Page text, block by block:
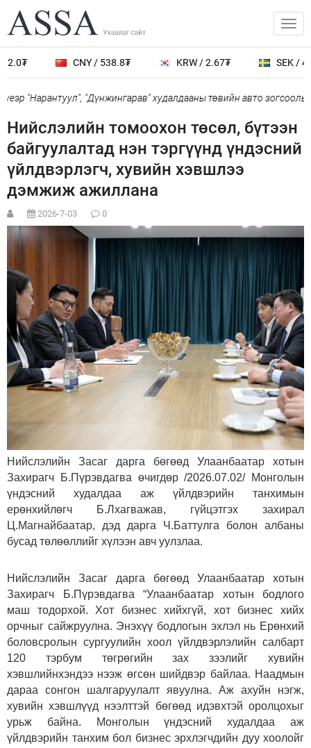
CNY / 538.8₮ KRW / 2.67₮ SEK /
"Нарантуул", "Дүнжингарав" худалдааны төвийн авто зогсоолыг
Нийслэлийн томоохон төсөл, бүтээн
байгуулалтад нэн тэргүүнд үндэсний
үйлдвэрлэгч, хувийн хэвшлээ
дэмжиж ажиллана
2026-7-03 0
Нийслэлийн Засаг дарга бөгөөд Улаанбаатар хотын
Захирагч Б.Пүрэвдагва өчигдөр /2026.07.02/ Монголын
үндэсний худалдаа аж үйлдвэрийн танхимын
ерөнхийлөгч Б.Лхагважав, гүйцэтгэх захирал
Ц.Магнайбаатар, дэд дарга Ч.Баттулга болон албаны
бусад төлөөллийг хүлээн авч уулзлаа.
Нийслэлийн Засаг дарга бөгөөд Улаанбаатар хотын
Захирагч Б.Пүрэвдагва “Улаанбаатар хотын бодлого
маш тодорхой. Хот бизнес хийхгүй, хот бизнес хийх
орчныг сайжруулна. Энэхүү бодлогын эхлэл нь Ерөнхий
боловсролын сургуулийн хоол үйлдвэрлэлийн салбарт
120 тэрбум төгрөгийн зах зээлийг хувийн
хэвшлийнхэндээ нээж өгсөн шийдвэр байлаа. Наадмын
дараа сонгон шалгаруулалт явуулна. Аж ахуйн нэгж,
хувийн хэвшлүүд нээлттэй бөгөөд идэвхтэй оролцохыг
урьж байна. Монголын үндэсний худалдаа аж
үйлдвэрийн танхим бол бизнес эрхлэгчдийн дуу хоолойг